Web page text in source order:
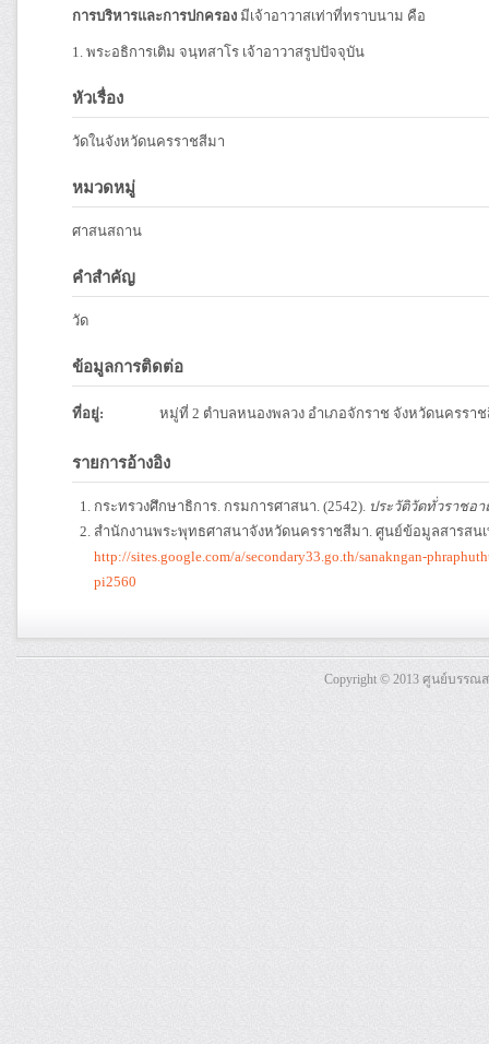
การบริหารและการปกครอง มีเจ้าอาวาสเท่าที่ทราบนาม คือ
1. พระอธิการเติม จนฺทสาโร เจ้าอาวาสรูปปัจจุบัน
หัวเรื่อง
วัดในจังหวัดนครราชสีมา
หมวดหมู่
ศาสนสถาน
คำสำคัญ
วัด
ข้อมูลการติดต่อ
ที่อยู่: หมู่ที่ 2 ตำบลหนองพลวง อำเภอจักราช จังหวัดนครราช
รายการอ้างอิง
กระทรวงศึกษาธิการ. กรมการศาสนา. (2542). ประวัติวัดทั่วราชอ
สำนักงานพระพุทธศาสนาจังหวัดนครราชสีมา. ศูนย์ข้อมูลสารสน
http://sites.google.com/a/secondary33.go.th/sanakngan-
pi2560
Copyright © 2013 ศูนย์บรร